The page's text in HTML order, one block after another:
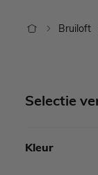
Bruiloft
Selectie
Kleur